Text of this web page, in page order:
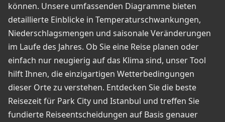
können. Unsere umfassenden Diagramme bieten
detaillierte Einblicke in Temperaturschwankungen,
Niederschlagsmengen und saisonale Veränderungen
im Laufe des Jahres. Ob Sie eine Reise planen oder
einfach nur neugierig auf das Klima sind, unser Tool
hilft Ihnen, die einzigartigen Wetterbedingungen
dieser Orte zu verstehen. Entdecken Sie die beste
Reisezeit für Park City und Istanbul und treffen Sie
fundierte Reiseentscheidungen auf Basis genauer